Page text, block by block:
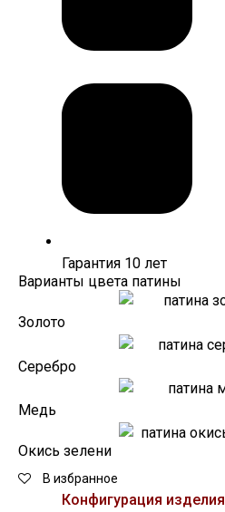
Гарантия 10 лет
Варианты цвета патины
Золото
Серебро
Медь
Окись зелени
В избранное
Конфигурация изделия